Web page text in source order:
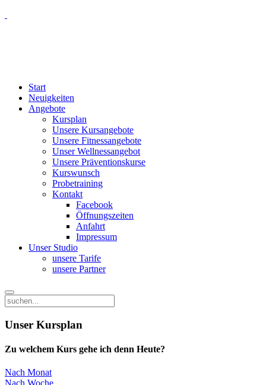
Start
Neuigkeiten
Angebote
Kursplan
Unsere Kursangebote
Unsere Fitnessangebote
Unser Wellnessangebot
Unsere Präventionskurse
Kurswunsch
Probetraining
Kontakt
Facebook
Öffnungszeiten
Anfahrt
Impressum
Unser Studio
unsere Tarife
unsere Partner
Unser Kursplan
Zu welchem Kurs gehe ich denn Heute?
Nach Monat